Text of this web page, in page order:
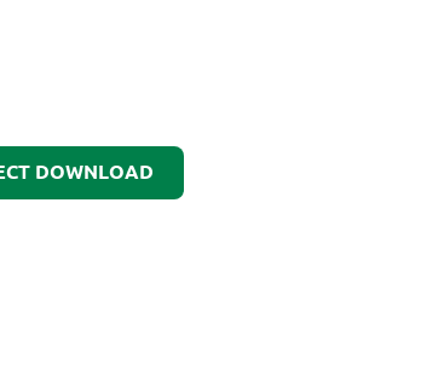
DOWNLOAD